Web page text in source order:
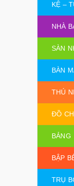
KỆ –
NHÀ
SÀN
BÀN
THÚ
ĐỒ
BẢNG
BẬP
TRỤ